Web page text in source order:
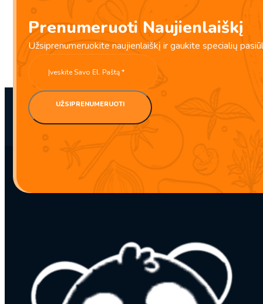
Vynuogių gėrimas su vynuogių Gabaliukais 238ml – Haitai
2027-07-06
produkto
kiekis:
Vynuogių
gėrimas
238ml
–
Prenumeruoti Naujienlaiškį
Užsiprenumeruokite naujienlaiškį ir gaukite specialių
UŽSIPRENUMERUOTI